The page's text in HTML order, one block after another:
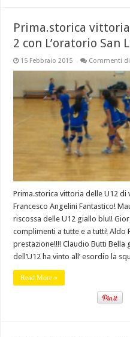
Prima.storica
2 con L’oratorio San
15 Febbraio 2015 Commenti
Prima.storica vittoria delle U12 di
Francesco Angelini Fantastico!
riscossa delle U12 giallo blu!!
complimenti a tutte e a tutti! Aldo
prestazione!!!! Claudio Butti
dell’U12 ha vinto all’ esordio la
Read More »